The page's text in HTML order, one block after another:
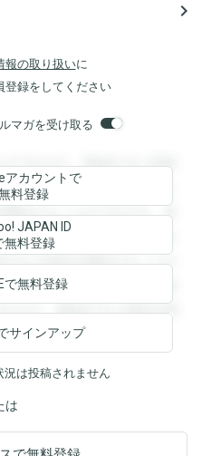
navigate_next
報の取り扱いに
登録をしてください
マガを受け取る
できます。登録すると回答
すると回答を閲覧すること
覧することができます。登
きます。登録すると回答を
ると回答を閲覧することが
することができます。登録
ます。登録すると回答を閲
アカウントで
料登録
JAPAN ID
無料登録
で無料登録
サインアップ
は投稿されません
は